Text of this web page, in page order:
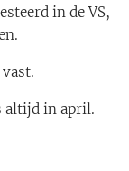
in de VS,
altijd in april.